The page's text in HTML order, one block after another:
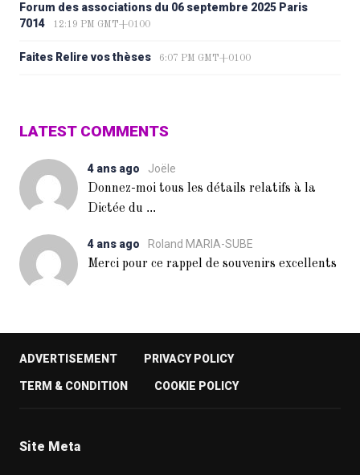
Forum des associations du 06 septembre 2025 Paris
7014
12:19 PM GMT+0100
Faites Relire vos thèses 6:07 PM GMT+0100
LATEST COMMENTS
4 ans ago
Joële
Donnez-moi tous les détails relatifs à la
Dictée du ...
4 ans ago
Roland MARIA-SUBE
Merci pour ce rappel de souvenirs excellents
ADVERTISEMENT PRIVACY POLICY
TERM & CONDITION COOKIE POLICY
Site Meta